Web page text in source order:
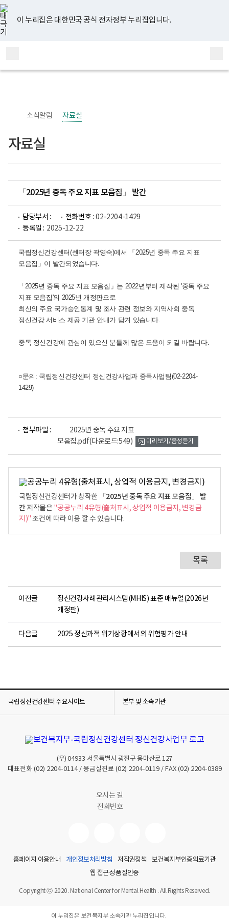
너
비
767px
이
하
이 누리집은 대한민국 공식 전자정부 누리집입니다.
지
검
메
홈
소식알림 자료실
자료실
「2025년 중독 주요 지표 모음집」 발간
담당부서 : 전화번호 : 02-2204-1429
등록일 : 2025-12-22
국립정신건강센터(센터장 곽영숙)에서 「2025년 중독 주요 지표
모음집」이 발간되었습니다.
「2025년 중독 주요 지표 모음집」는 2022년부터 제작된 '중독 주요
지표 모음집'의 2025년 개정판으로
최신의 주요 국가승인통계 및 조사 관련 정보와 지역사회 중독
정신건강 서비스 제공 기관 안내가 담겨 있습니다.
중독 정신건강에 관심이 있으신 분들께 많은 도움이 되길 바랍니다.
○문의: 국립정신건강센터 정신건강사업과 중독사업팀(02-2204-
1429)
첨부파일 :
2025년 중독 주요 지표
모음집.pdf(다운로드:549)
어
미리보기/음성듣기
국립정신건강센터가 창작한
「2025년 중독 주요 지표 모음집」 발
간 저작물은 "공공누리 4유형(출처표시, 상업적 이용금지, 변경금
지)"조건에 따라 이용 할 수 있습니다.
목록
이전글
정신건강사례관리시스템(MHIS) 표준 매뉴얼(2026년
개정판)
다음글 2025 정신과적 위기상황에서의 위험평가 안내
국립정신건강센터 주요사이트 본부 및 소속기관
(우)04933 서울특별시 광진구 용마산로 127
대표전화 (02) 2204-0114/ 응급실진료 (02) 2204-0119/ FAX (02) 2204-0389
오시는 길
전화번호
유
튜
브
페
이
스
북
인
스
타
그
램
블
로
그
홈페이지 이용안내 개인정보처리방침 저작권정책
보건복지부인증의료기관
웹 접근성 품질인증
Copyright ⓒ 2020. National Center for Mental Health . All Rights Reserved.
이 누리집은 보건복지부 소속기관 누리집입니다.